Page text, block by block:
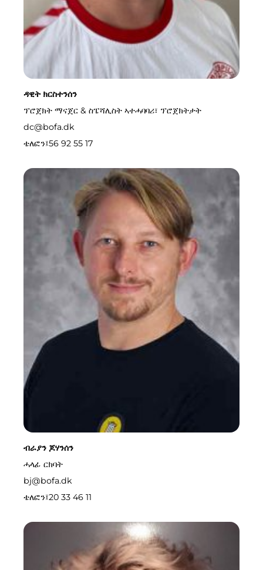
ዳዊት ክርስተንሰን
ፕሮጀክት ማናጀር & ስፔሻሊስት ኣተሓባባሪ፣ ፕሮጀክትታት
dc@bofa.dk
ቴለፎን፤56 92 55 17
ብራያን ጆሃንሰን
ሓላፊ ርክባት
bj@bofa.dk
ቴለፎን፤20 33 46 11